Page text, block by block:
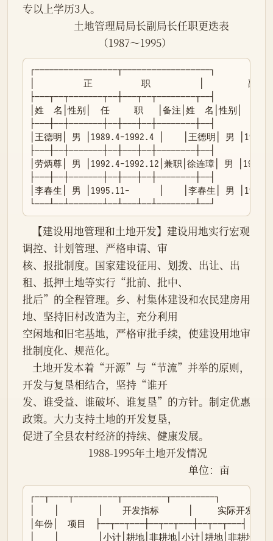
专以上学历3人。
                               （1987～1995）
┌─────────────────┬──────────────────┐
│          正          职          │         副
├───┬──┬───────┬──┼───┬──┬────────┬──┤
│姓  名│性别│  任     职   │备注│姓  名│性别│
├───┼──┼───────┼──┼───┼──┼────────┼──┤
│王德明│ 男 │1989.4-1992.4 │    │王德明│ 男
├───┼──┼───────┼──┼───┼──┼────────┼──┤
│劳炳尊│ 男 │1992.4-1992.12│兼职│徐连璋│ 男
├───┼──┼───────┼──┼───┼──┼────────┼──┤
│李春生│ 男 │1995.11-      │    │李春生│ 男
└───┴──┴───────┴──┴───┴──┴────────┴──┘
调控、计划管理、严格申请、审
核、报批制度。国家建设征用、划拨、出让、出
租、抵押土地等实行“批前、批中、
批后”的全程管理。乡、村集体建设和农民建房用
地、坚持旧村改造为主，充分利用
空闲地和旧宅基地，严格审批手续，使建设用地审
批制度化、规范化。
开发与复垦相结合，坚持“谁开
发、谁受益、谁破坏、谁复垦”的方针。制定优惠
政策。大力支持土地的开发复垦，
促进了全县农村经济的持续、健康发展。
                                                                    单位：亩
┌──┬────┬─────────┬─────────┬─────────┐
│    │        │    开发指标      │     实际开发
│年份│  项目  ├──┬──┬───┼──┬──┬───┼──┬──┬───┤
│    │        │小计│耕地│非耕地│小计│耕地│非耕地│小